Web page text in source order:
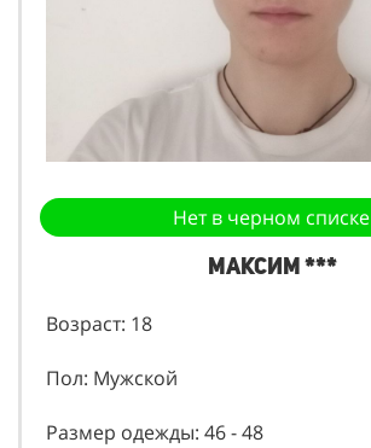
Нет в черном списке
Максим ***
Возраст: 18
Пол: Мужской
Размер одежды: 46 - 48